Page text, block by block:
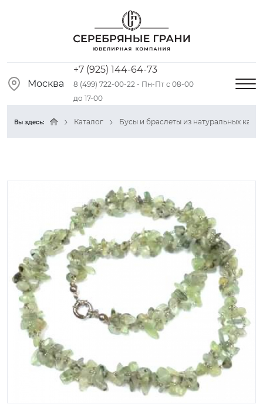
Москва
+7 (925) 144-64-73
8 (499) 722-00-22 - Пн-Пт с 08-00
до 17-00
Вы здесь: Каталог Бусы и браслеты из натуральных